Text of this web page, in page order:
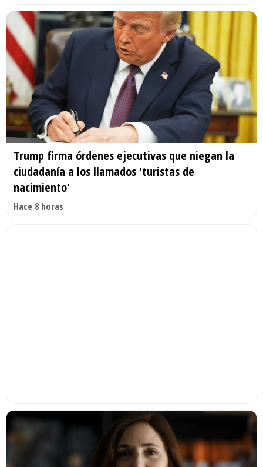
Trump firma órdenes ejecutivas que niegan la
ciudadanía a los llamados 'turistas de
nacimiento'
Hace 8 horas